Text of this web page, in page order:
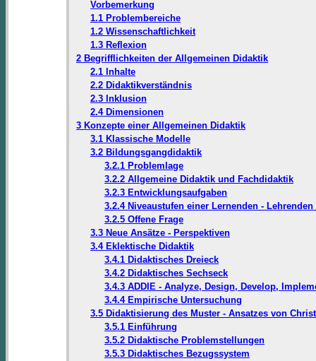
Vorbemerkung
1.1 Problembereiche
1.2 Wissenschaftlichkeit
1.3 Reflexion
2 Begrifflichkeiten der Allgemeinen Didaktik
2.1 Inhalte
2.2 Didaktikverständnis
2.3 Inklusion
2.4 Dimensionen
3 Konzepte einer Allgemeinen Didaktik
3.1 Klassische Modelle
3.2 Bildungsgangdidaktik
3.2.1 Problemlage
3.2.2 Allgemeine Didaktik und Fachdidaktik
3.2.3 Entwicklungsaufgaben
3.2.4 Niveaustufen einer Lernenden -
3.2.5 Offene Frage
3.3 Neue Ansätze - Perspektiven
3.4 Eklektische Didaktik
3.4.1 Didaktisches Dreieck
3.4.2 Didaktisches Sechseck
3.4.3 ADDIE - Analyze, Design, Develop,
3.4.4 Empirische Untersuchung
3.5 Didaktisierung des Muster - Ansatzes von
3.5.1 Einführung
3.5.2 Didaktische Problemstellungen
3.5.3 Didaktisches Bezugssystem